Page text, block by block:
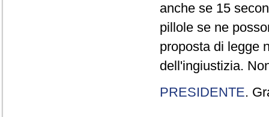
anche se 15
pillole se ne
proposta di legge
dell'ingiustizia.
PRESIDENTE.